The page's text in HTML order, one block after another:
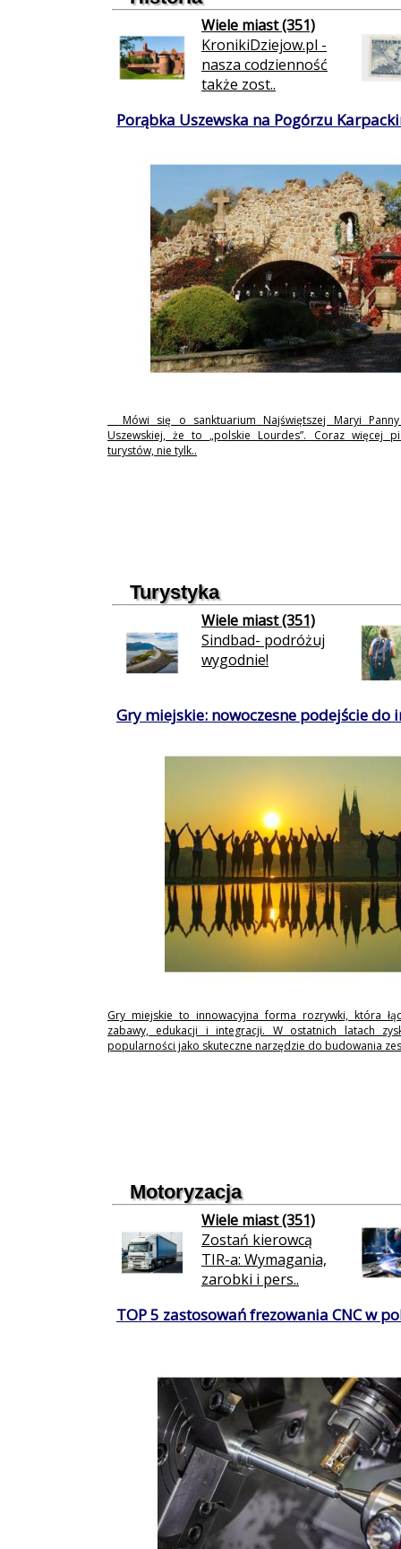
Wiele miast (351)
KronikiDziejow.pl -
nasza codzienność
także zost..
Porąbka Uszewska na Pogórzu
Mówi się o sanktuarium Najświętszej Maryi
Uszewskiej, że to „polskie Lourdes”. Coraz więcej
turystów, nie tylk..
Turystyka
Wiele miast (351)
Sindbad- podróżuj
wygodnie!
Gry miejskie: nowoczesne podejście do
Gry miejskie to innowacyjna forma rozrywki, która
zabawy, edukacji i integracji. W ostatnich latach
popularności jako skuteczne narzędzie do budowania
Motoryzacja
Wiele miast (351)
Zostań kierowcą
TIR-a: Wymagania,
zarobki i pers..
TOP 5 zastosowań frezowania CNC w